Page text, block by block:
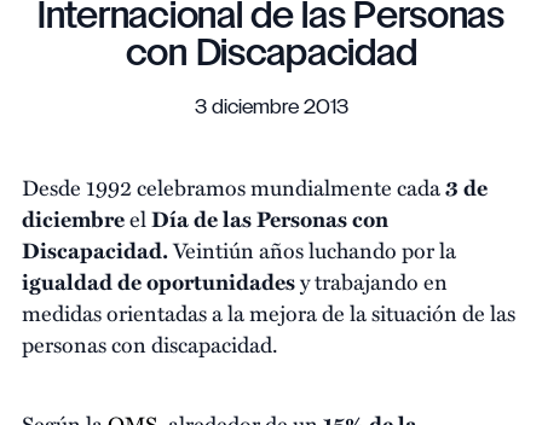
Internacional de las Personas
con Discapacidad
3 diciembre 2013
Desde 1992 celebramos mundialmente cada3 de
diciembreelDía de las Personas con
Discapacidad.Veintiún años luchando por la
igualdad de oportunidadesy trabajando en
medidas orientadas a la mejora de la situación de las
personas con discapacidad.